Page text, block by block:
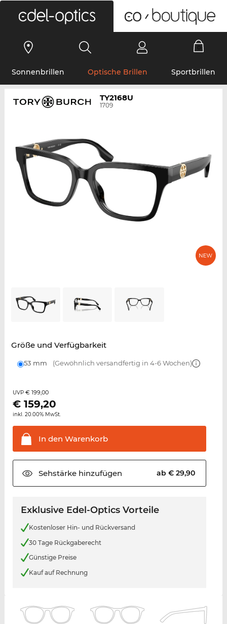
Sonnenbrillen Optische Brillen Sportbrillen
TY2168U
1709
Größe und Verfügbarkeit
53 mm (Gewöhnlich versandfertig in 4-6 Wochen)
UVP € 199,00
€ 159,20
inkl. 20.00% MwSt.
In den Warenkorb
Sehstärkehinzufügen ab € 29,90
Exklusive Edel-Optics Vorteile
Kostenloser Hin- und Rückversand
30 Tage Rückgaberecht
Günstige Preise
Kauf auf Rechnung